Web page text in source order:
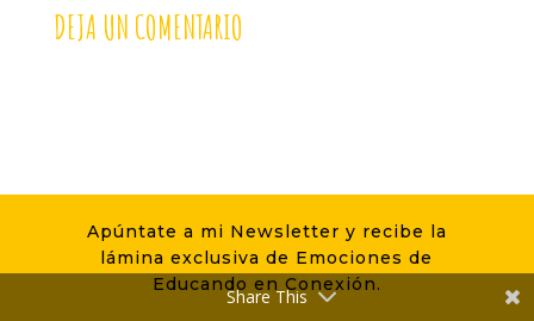
Apúntate a mi Newsletter y recibe la
lámina exclusiva de Emociones de
Educando en Conexión.
DEJA UN COMENTARIO
Share This